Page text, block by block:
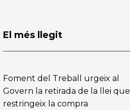
El més llegit
Foment del Treball urgeix al
Govern la retirada de la llei que
restringeix la compra